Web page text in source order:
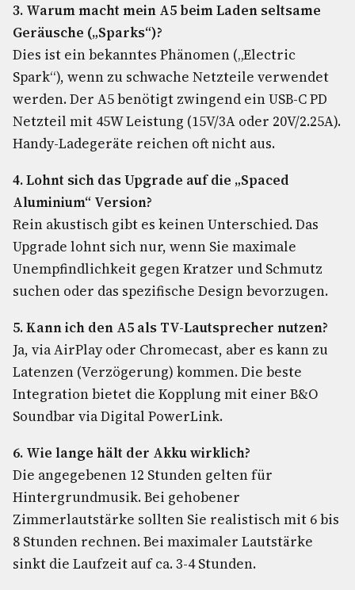
3. Warum macht mein A5 beim Laden seltsame
Geräusche („Sparks“)?
Dies ist ein bekanntes Phänomen („Electric
Spark“), wenn zu schwache Netzteile verwendet
werden. Der A5 benötigt zwingend ein USB-C PD
Netzteil mit 45W Leistung (15V/3A oder 20V/2.25A).
Handy-Ladegeräte reichen oft nicht aus.
4. Lohnt sich das Upgrade auf die „Spaced
Aluminium“ Version?
Rein akustisch gibt es keinen Unterschied. Das
Upgrade lohnt sich nur, wenn Sie maximale
Unempfindlichkeit gegen Kratzer und Schmutz
suchen oder das spezifische Design bevorzugen.
5. Kann ich den A5 als TV-Lautsprecher nutzen?
Ja, via AirPlay oder Chromecast, aber es kann zu
Latenzen (Verzögerung) kommen. Die beste
Integration bietet die Kopplung mit einer B&O
Soundbar via Digital PowerLink.
6. Wie lange hält der Akku wirklich?
Die angegebenen 12 Stunden gelten für
Hintergrundmusik. Bei gehobener
Zimmerlautstärke sollten Sie realistisch mit 6 bis
8 Stunden rechnen. Bei maximaler Lautstärke
sinkt die Laufzeit auf ca. 3-4 Stunden.